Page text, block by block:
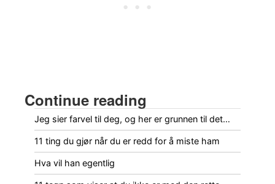
Continue reading
Jeg sier farvel til deg, og her er grunnen til det…
11 ting du gjør når du er redd for å miste ham
Hva vil han egentlig